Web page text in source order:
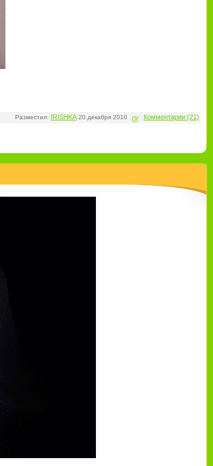
Разместил: IRISHKA 20 декабря 2010 Комментарии (21)